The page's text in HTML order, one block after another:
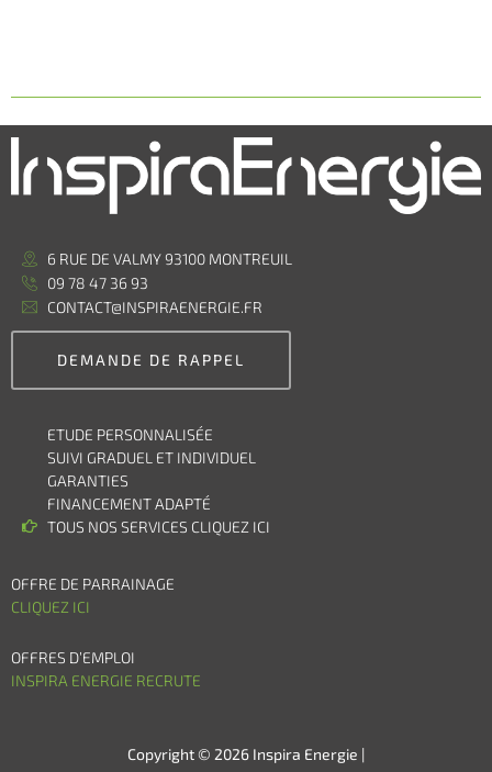
6 RUE DE VALMY 93100 MONTREUIL
09 78 47 36 93
CONTACT@INSPIRAENERGIE.FR
DEMANDE DE RAPPEL
ETUDE PERSONNALISÉE
SUIVI GRADUEL ET INDIVIDUEL
GARANTIES
FINANCEMENT ADAPTÉ
TOUS NOS SERVICES CLIQUEZ ICI
OFFRE DE PARRAINAGE
CLIQUEZ ICI
OFFRES D’EMPLOI
INSPIRA ENERGIE RECRUTE
Copyright © 2026 Inspira Energie |